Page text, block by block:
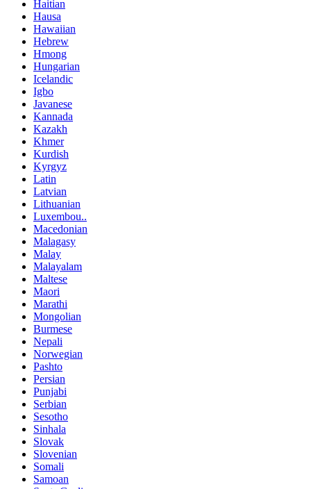
Haitian
Hausa
Hawaiian
Hebrew
Hmong
Hungarian
Icelandic
Igbo
Javanese
Kannada
Kazakh
Khmer
Kurdish
Kyrgyz
Latin
Latvian
Lithuanian
Luxembou..
Macedonian
Malagasy
Malay
Malayalam
Maltese
Maori
Marathi
Mongolian
Burmese
Nepali
Norwegian
Pashto
Persian
Punjabi
Serbian
Sesotho
Sinhala
Slovak
Slovenian
Somali
Samoan